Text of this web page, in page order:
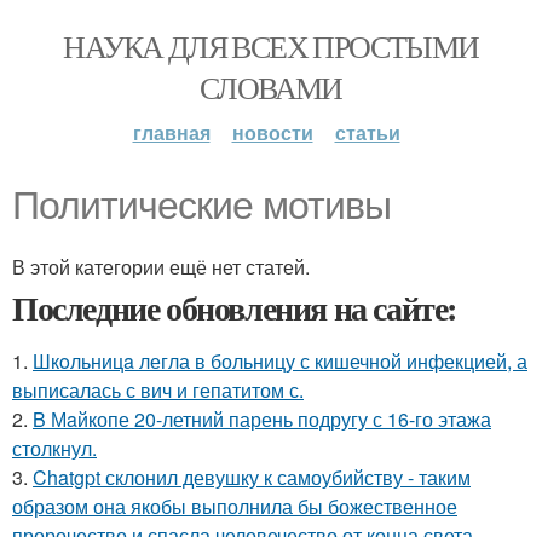
НАУКА ДЛЯ ВСЕХ ПРОСТЫМИ
СЛОВАМИ
главная новости статьи
Политические мотивы
В этой категории ещё нет статей.
Последние обновления на сайте:
1. Шкoльницa легла в больницу с кишечной инфекцией, а
выписалась с вич и гепатитом с.
2. B Мaйкопе 20-летний парень подругу с 16-го этажа
столкнул.
3. Chatgpt склонил девушку к самоубийству - таким
образом она якобы выполнила бы божественное